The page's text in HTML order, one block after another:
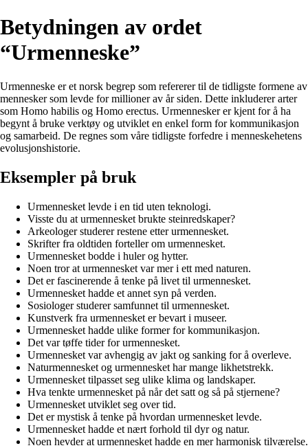
Betydningen av ordet
“Urmenneske”
Urmenneske er et norsk begrep som refererer til de tidligste formene av
mennesker som levde for millioner av år siden. Dette inkluderer arter
som Homo habilis og Homo erectus. Urmennesker er kjent for å ha
begynt å bruke verktøy og utviklet en enkel form for kommunikasjon
og samarbeid. De regnes som våre tidligste forfedre i menneskehetens
evolusjonshistorie.
Eksempler på bruk
Urmennesket levde i en tid uten teknologi.
Visste du at urmennesket brukte steinredskaper?
Arkeologer studerer restene etter urmennesket.
Skrifter fra oldtiden forteller om urmennesket.
Urmennesket bodde i huler og hytter.
Noen tror at urmennesket var mer i ett med naturen.
Det er fascinerende å tenke på livet til urmennesket.
Urmennesket hadde et annet syn på verden.
Sosiologer studerer samfunnet til urmennesket.
Kunstverk fra urmennesket er bevart i museer.
Urmennesket hadde ulike former for kommunikasjon.
Det var tøffe tider for urmennesket.
Urmennesket var avhengig av jakt og sanking for å overleve.
Naturmennesket og urmennesket har mange likhetstrekk.
Urmennesket tilpasset seg ulike klima og landskaper.
Hva tenkte urmennesket på når det satt og så på stjernene?
Urmennesket utviklet seg over tid.
Det er mystisk å tenke på hvordan urmennesket levde.
Urmennesket hadde et nært forhold til dyr og natur.
Noen hevder at urmennesket hadde en mer harmonisk tilværelse.